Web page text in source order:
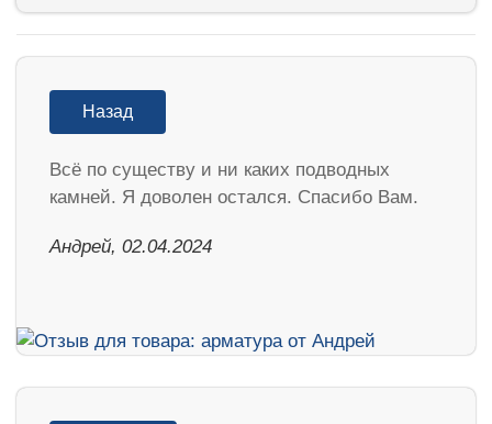
Назад
Всё по существу и ни каких подводных
камней. Я доволен остался. Спасибо Вам.
Андрей, 02.04.2024